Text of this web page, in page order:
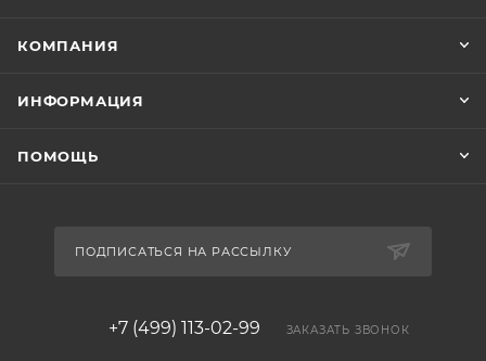
КОМПАНИЯ
ИНФОРМАЦИЯ
ПОМОЩЬ
ПОДПИСАТЬСЯ НА РАССЫЛКУ
+7 (499) 113-02-99 ЗАКАЗАТЬ ЗВОНОК